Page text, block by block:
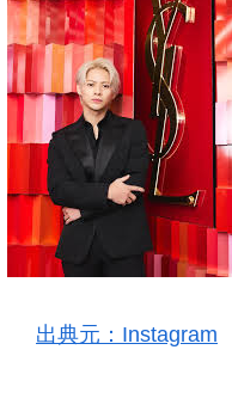
出典元：Instagram